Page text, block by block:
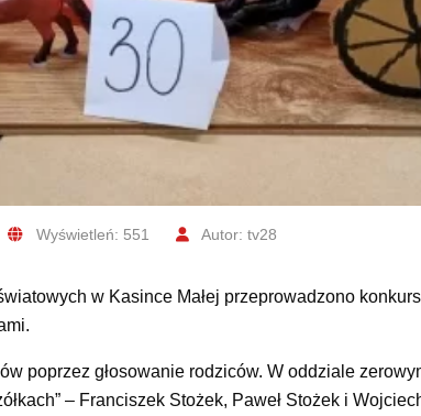
Wyświetleń: 551 Autor: tv28
w Kasince Małej przeprowadzono
poprzez głosowanie rodziców. W oddziale
– Franciszek Stożek, Paweł Stożek i